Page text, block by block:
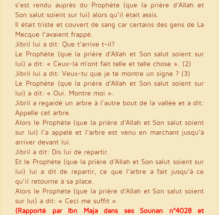
s’est rendu auprès du Prophète (que la prière d’Allah et
Son salut soient sur lui) alors qu’il était assis.
Il était triste et couvert de sang car certains des gens de La
Mecque l’avaient frappé.
Jibril lui a dit: Que t’arrive t-il?
Le Prophète (que la prière d’Allah et Son salut soient sur
lui) a dit: « Ceux-là m’ont fait telle et telle chose ». (2)
Jibril lui a dit: Veux-tu que je te montre un signe ? (3)
Le Prophète (que la prière d’Allah et Son salut soient sur
lui) a dit: « Oui. Montre moi ».
Jibril a regardé un arbre à l’autre bout de la vallée et a dit:
Appelle cet arbre.
Alors le Prophète (que la prière d’Allah et Son salut soient
sur lui) l’a appelé et l’arbre est venu en marchant jusqu’à
arriver devant lui.
Jibril a dit: Dis lui de repartir.
Et le Prophète (que la prière d’Allah et Son salut soient sur
lui) lui a dit de repartir, ce que l’arbre a fait jusqu’à ce
qu’il retourne à sa place.
Alors le Prophète (que la prière d’Allah et Son salut soient
sur lui) a dit: « Ceci me suffit ».
(Rapporté par Ibn Maja dans ses Sounan n°4028 et